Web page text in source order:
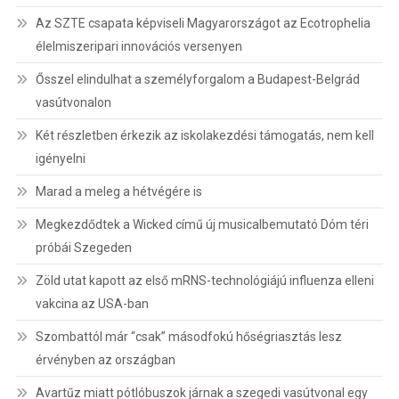
Az SZTE csapata képviseli Magyarországot az Ecotrophelia
élelmiszeripari innovációs versenyen
Ősszel elindulhat a személyforgalom a Budapest-Belgrád
vasútvonalon
Két részletben érkezik az iskolakezdési támogatás, nem kell
igényelni
Marad a meleg a hétvégére is
Megkezdődtek a Wicked című új musicalbemutató Dóm téri
próbái Szegeden
Zöld utat kapott az első mRNS-technológiájú influenza elleni
vakcina az USA-ban
Szombattól már “csak” másodfokú hőségriasztás lesz
érvényben az országban
Avartűz miatt pótlóbuszok járnak a szegedi vasútvonal egy